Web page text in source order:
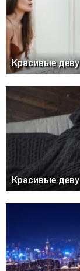
Красивые
Красивые